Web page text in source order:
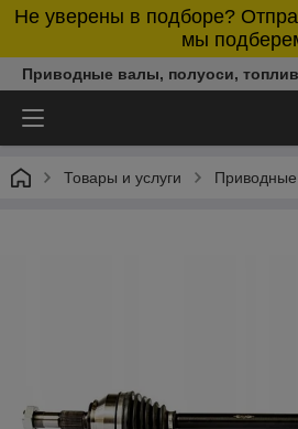
Не уверены в подборе?
мы
Приводные валы, полуоси,
Товары и услуги